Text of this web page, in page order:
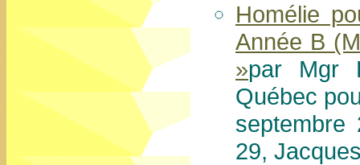
Homélie
Année B
»par Mgr
Québec
septembre
29,